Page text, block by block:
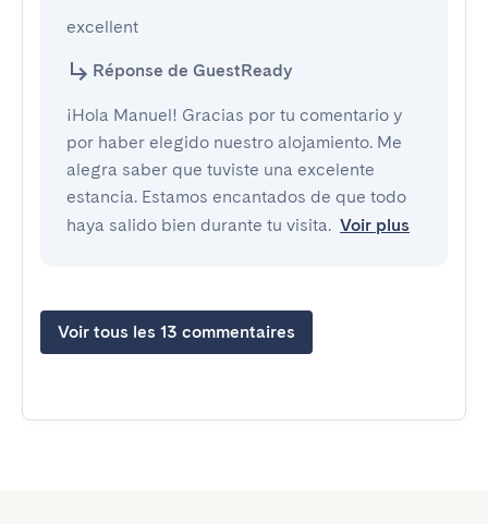
excellent
Réponse de GuestReady
¡Hola Manuel! Gracias por tu comentario y
por haber elegido nuestro alojamiento. Me
alegra saber que tuviste una excelente
estancia. Estamos encantados de que todo
haya salido bien durante tu visita. Voir plus
Voir tous les 13 commentaires